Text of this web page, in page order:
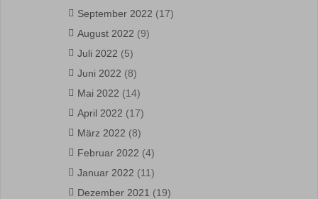
September 2022 (17)
August 2022 (9)
Juli 2022 (5)
Juni 2022 (8)
Mai 2022 (14)
April 2022 (17)
März 2022 (8)
Februar 2022 (4)
Januar 2022 (11)
Dezember 2021 (19)